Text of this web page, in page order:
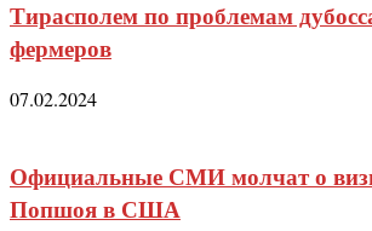
Тирасполем по проблемам
фермеров
07.02.2024
Официальные СМИ молчат о
Попшоя в США